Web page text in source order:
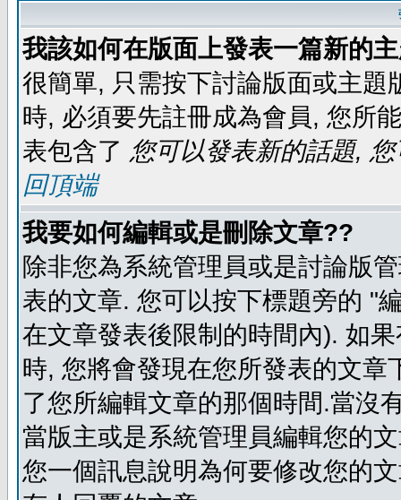
我該如何在版面上發表一篇新的
很簡單, 只需按下討論版面或主
時, 必須要先註冊成為會員, 您所
表包含了 您可以發表新的話題,
回頂端
我要如何編輯或是刪除文章??
除非您為系統管理員或是討論版
表的文章. 您可以按下標題旁的 "
在文章發表後限制的時間內). 如
時, 您將會發現在您所發表的文
了您所編輯文章的那個時間.當沒
當版主或是系統管理員編輯您的
您一個訊息說明為何要修改您的